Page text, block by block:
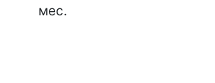
мес.